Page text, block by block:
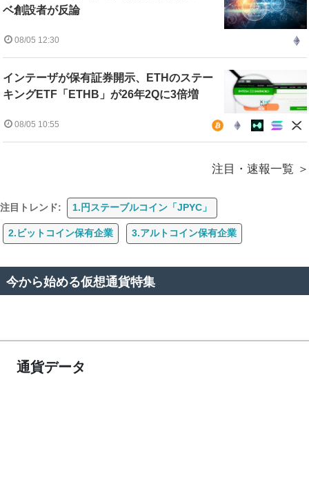
ベ創設者が反論
08/05 12:30
インテーザが保有証券開示、ETHのステー
キングETF「ETHB」が26年2Qに3倍増
08/05 10:55
注目・速報一覧
注目トレンド: 1.円ステーブルコイン「JPYC」
2.ビットコイン保有企業 3.アルトコイン保有企業
今から始める仮想通貨特集
通貨データ